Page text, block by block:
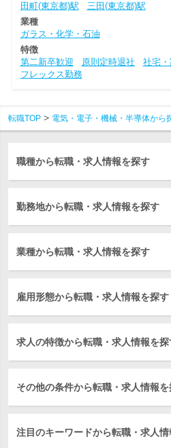
田町(東京都)駅
三田(東京都)駅
業種
ガラス・化学・石油
特徴
第二新卒歓迎
原則定時退社 社宅
フレックス勤務
転職TOP 電気・電子・機械・半導体から
職種から転職・求人情報を探す
勤務地から転職・求人情報を探す
業種から転職・求人情報を探す
雇用形態から転職・求人情報を探す
求人の特徴から転職・求人情報を探
その他の条件から転職・求人情報
注目のキーワードから転職・求人